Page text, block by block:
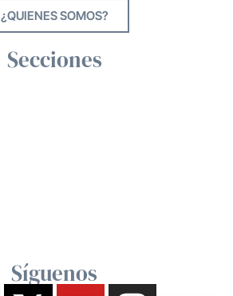
¿QUIENES SOMOS?
Secciones
Síguenos